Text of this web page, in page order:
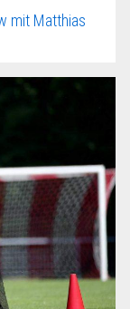
mit Matthias